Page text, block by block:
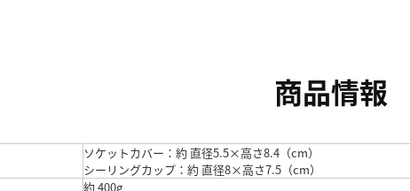
商品情報
ソケットカバー：約 直径5.5×高さ8.4（cm）
シーリングカップ：約 直径8×高さ7.5（cm）
約 400g